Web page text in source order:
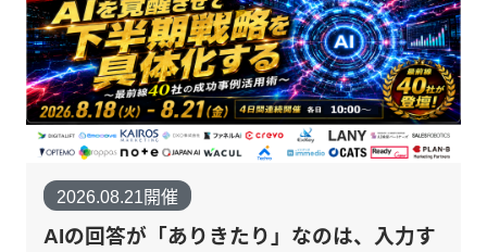
2026.08.21開催
AIの回答が「ありきたり」なのは、入力す